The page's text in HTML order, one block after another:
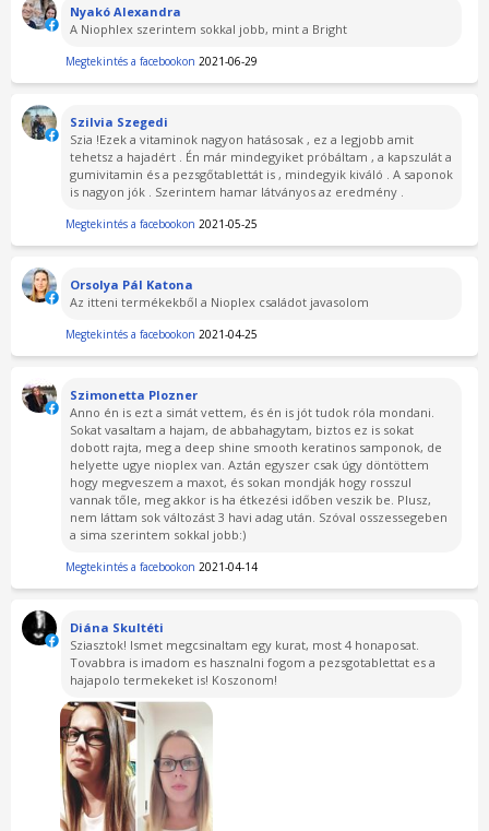
Nyakó Alexandra
A Niophlex szerintem sokkal jobb, mint a Bright
Megtekintés a facebookon 2021-06-29
Szilvia Szegedi
Szia !Ezek a vitaminok nagyon hatásosak , ez a legjobb amit
tehetsz a hajadért . Én már mindegyiket próbáltam , a kapszulát a
gumivitamin és a pezsgőtablettát is , mindegyik kiváló . A saponok
is nagyon jók . Szerintem hamar látványos az eredmény .
Megtekintés a facebookon 2021-05-25
Orsolya Pál Katona
Az itteni termékekből a Nioplex családot javasolom
Megtekintés a facebookon 2021-04-25
Szimonetta Plozner
Anno én is ezt a simát vettem, és én is jót tudok róla mondani.
Sokat vasaltam a hajam, de abbahagytam, biztos ez is sokat
dobott rajta, meg a deep shine smooth keratinos samponok, de
helyette ugye nioplex van. Aztán egyszer csak úgy döntöttem
hogy megveszem a maxot, és sokan mondják hogy rosszul
vannak tőle, meg akkor is ha étkezési időben veszik be. Plusz,
nem láttam sok változást 3 havi adag után. Szóval osszessegeben
a sima szerintem sokkal jobb:)
Megtekintés a facebookon 2021-04-14
Diána Skultéti
Sziasztok! Ismet megcsinaltam egy kurat, most 4 honaposat.
Tovabbra is imadom es hasznalni fogom a pezsgotablettat es a
hajapolo termekeket is! Koszonom!